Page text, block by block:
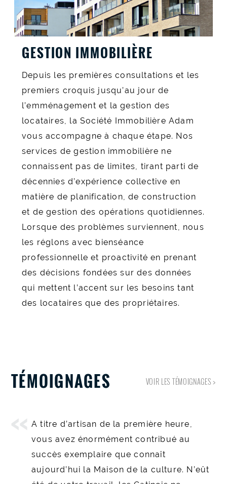
GESTION IMMOBILIÈRE
Depuis les premières consultations et les
premiers croquis jusqu’au jour de
l’emménagement et la gestion des
locataires, la Société Immobilière Adam
vous accompagne à chaque étape. Nos
services de gestion immobilière ne
connaissent pas de limites, tirant parti de
décennies d’expérience collective en
matière de planification, de construction
et de gestion des opérations quotidiennes.
Lorsque des problèmes surviennent, nous
les réglons avec bienséance
professionnelle et proactivité en prenant
des décisions fondées sur des données
qui mettent l’accent sur les besoins tant
des locataires que des propriétaires.
TÉMOIGNAGES VOIR LES TÉMOIGNAGES >
A titre d’artisan de la première heure,
vous avez énormément contribué au
succès exemplaire que connaît
aujourd’hui la Maison de la culture. N’eût
J’ai eu le plaisir de travailler avec Alain
Adam sur de grands dossiers très
médiatisés… sur la gestion de baux dans le
cadre d’un portefeuille d’immeubles de